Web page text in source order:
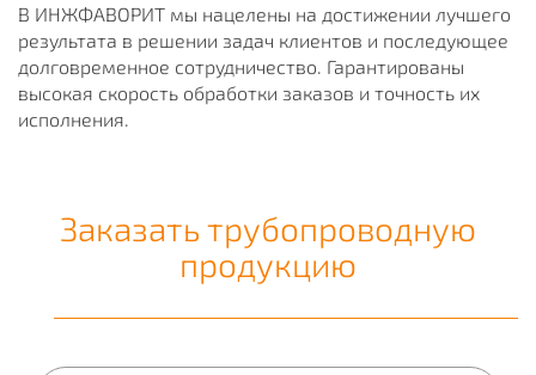
В ИНЖФАВОРИТ мы нацелены на достижении лучшего
результата в решении задач клиентов и последующее
долговременное сотрудничество. Гарантированы
высокая скорость обработки заказов и точность их
исполнения.
Заказать трубопроводную
продукцию